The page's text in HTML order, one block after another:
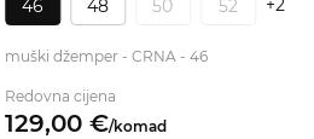
46 48 50 52
muški džemper - CRNA - 46
Redovna cijena
129,00 €/komad